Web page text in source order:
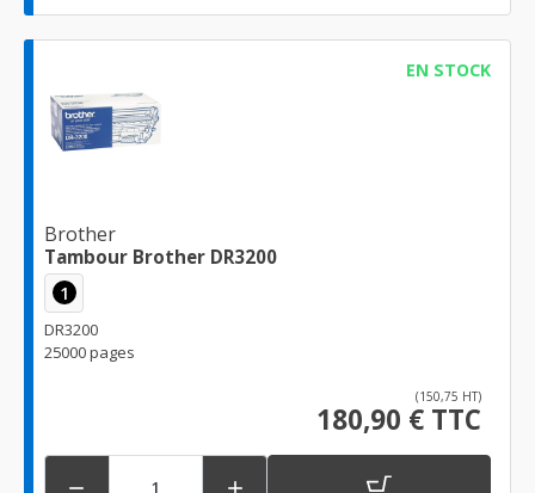
EN STOCK
Brother
Tambour Brother DR3200
1
DR3200
25000 pages
(150,75 HT)
180,90 € TTC
 